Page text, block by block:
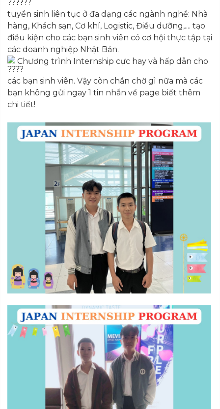
tuyển sinh liên tục ở đa dạng các ngành nghề: Nhà
hàng, Khách sạn, Cơ khí, Logistic, Điều dưỡng,.... tạo
điều kiện cho các bạn sinh viên có cơ hội thực tập tại
các doanh nghiệp Nhật Bản.
Chương trình Internship cực hay và hấp dẫn cho
các bạn sinh viên. Vậy còn chần chờ gì nữa mà các
bạn không gửi ngay 1 tin nhắn về page biết thêm
chi tiết!